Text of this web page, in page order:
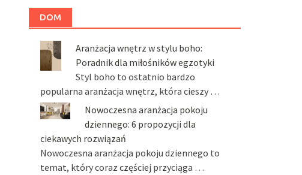
DOM
Aranżacja wnętrz w stylu boho:
Poradnik dla miłośników egzotyki
Styl boho to ostatnio bardzo
popularna aranżacja wnętrz, która cieszy …
Nowoczesna aranżacja pokoju
dziennego: 6 propozycji dla
ciekawych rozwiązań
Nowoczesna aranżacja pokoju dziennego to
temat, który coraz częściej przyciąga …